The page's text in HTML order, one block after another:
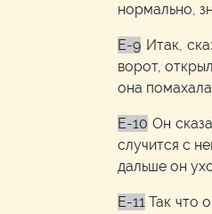
нормально,
E-9 Итак,
ворот,
она
E-10 Он
случится с
дальше он
E-11 Так что